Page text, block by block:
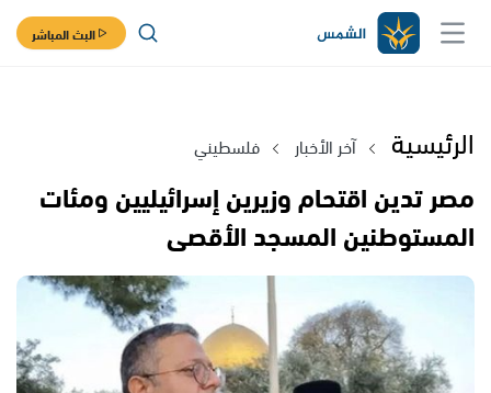
البث المباشر
الرئيسية آخر الأخبار فلسطيني
مصر تدين اقتحام وزيرين إسرائيليين ومئات
المستوطنين المسجد الأقصى